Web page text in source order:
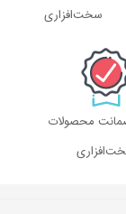
سخت‌افزاری
محصولات